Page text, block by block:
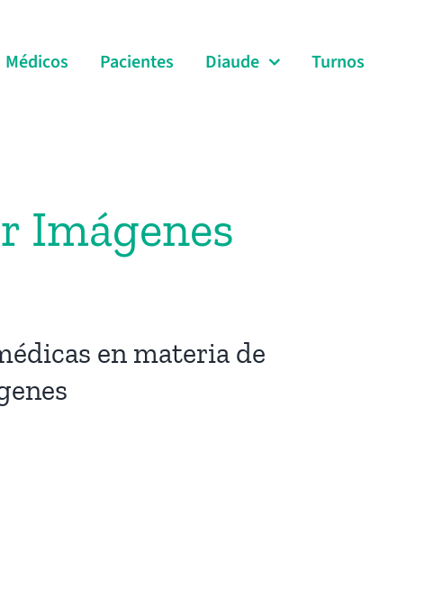
Médicos Pacientes Diaude Turnos
Imágenes
en materia de